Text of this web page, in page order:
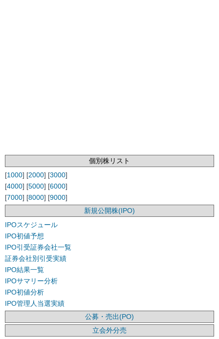
個別株リスト
[1000] [2000] [3000]
[4000] [5000] [6000]
[7000] [8000] [9000]
新規公開株(IPO)
IPOスケジュール
IPO初値予想
IPO引受証券会社一覧
証券会社別引受実績
IPO結果一覧
IPOサマリー分析
IPO初値分析
IPO管理人当選実績
公募・売出(PO)
立会外分売